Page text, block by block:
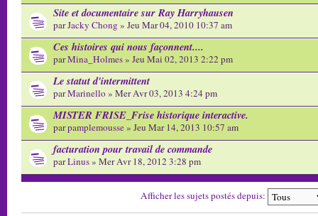
Site et documentaire sur Ray Harryhausen
parJacky Chong » Jeu Mar 04, 2010 10:37 am
Ces histoires qui nous façonnent....
parMina_Holmes» Jeu Mai 02, 2013 2:22 pm
Le statut d'intermittent
parMarinello» Mer Avr 03, 2013 4:24 pm
MISTER FRISE_Frise historique interactive.
parpamplemousse» Jeu Mar 14, 2013 10:57 am
facturation pour travail de commande
parLinus» Mer Avr 18, 2012 3:28 pm
Afficher les sujets postés depuis: